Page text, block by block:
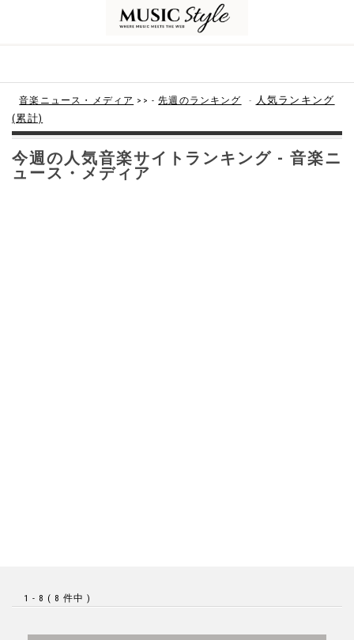
音楽ニュース・メディア >> -先週のランキング - 人気ランキング
(累計)
今週の人気音楽サイトランキング - 音楽ニ
ュース・メディア
1 - 8 ( 8 件中 )